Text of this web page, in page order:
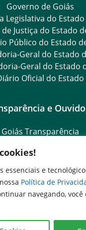
essenciais e
Política de
navegando, você
Governo de Goiás
Legislativa do
Justiça do Estado
Público do Estado
Geral do Estado
Geral do Estado
Oficial do Estado
e
Goiás Transparência
de Informação ao
de
Ouvidoria Setorial